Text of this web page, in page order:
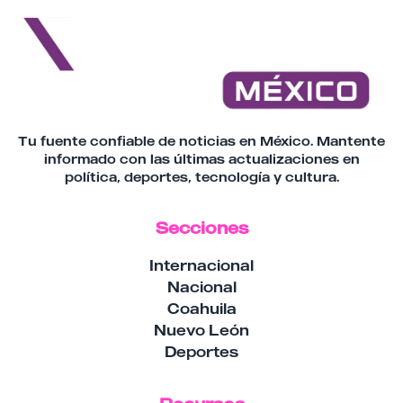
Tu fuente confiable de noticias en México. Mantente
informado con las últimas actualizaciones en
política, deportes, tecnología y cultura.
Secciones
Internacional
Nacional
Coahuila
Nuevo León
Deportes